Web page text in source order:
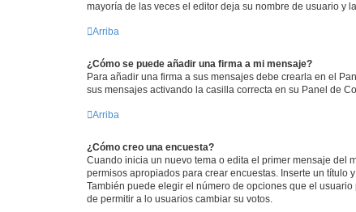
mayoría de las veces el editor deja su nombre de usuario y
Arriba
¿Cómo se puede añadir una firma a mi mensaje?
Para añadir una firma a sus mensajes debe crearla en el
sus mensajes activando la casilla correcta en su Panel de
Arriba
¿Cómo creo una encuesta?
Cuando inicia un nuevo tema o edita el primer mensaje del
permisos apropiados para crear encuestas. Inserte un
También puede elegir el número de opciones que el
de permitir a lo usuarios cambiar su votos.